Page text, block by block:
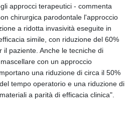
approcci terapeutici - commenta
chirurgica parodontale l'approccio
a ridotta invasività eseguite in
simile, con riduzione del 60%
il paziente. Anche le tecniche di
con un approccio
una riduzione di circa il 50%
tempo operatorio e una riduzione di
a parità di efficacia clinica".